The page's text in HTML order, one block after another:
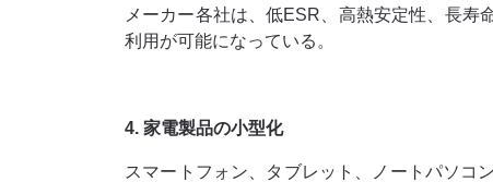
メーカー各社は、低ESR、高熱安定性、長
利用が可能になっている。
4. 家電製品の小型化
スマートフォン、タブレット、ノートパソコ